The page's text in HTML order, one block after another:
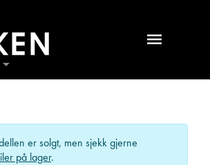
Ta kontakt
er solgt, men sjekk gjerne
på lager.